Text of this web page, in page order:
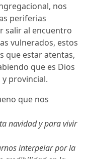
nos
periferias
salir al encuentro
vulnerados, estos
que estar atentas,
que es Dios
provincial.
que nos
navidad y para vivir
interpelar por la